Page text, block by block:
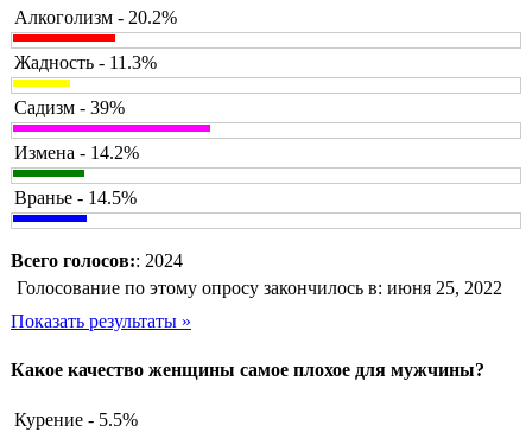
Алкоголизм - 20.2%
Жадность - 11.3%
Садизм - 39%
Измена - 14.2%
Вранье - 14.5%
Всего голосов:: 2024
Голосование по этому опросу закончилось в: июня 25, 2022
Показать результаты »
Какое качество женщины самое плохое для мужчины?
Курение - 5.5%